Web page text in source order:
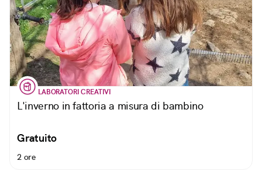
LABORATORI CREATIVI
L'inverno in fattoria a misura di bambino
Gratuito
2 ore